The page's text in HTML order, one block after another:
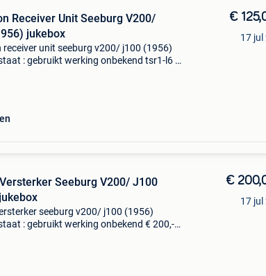
Receiver Unit Seeburg V200/
jukebox
receiver unit seeburg v200/ j100 (1956)
: gebruikt werking onbekend tsr1-l6 €
€
17 jul
Seeburg V200/ J100
seeburg v200/ j100 (1956)
: gebruikt werking onbekend € 200,-
€
17 jul